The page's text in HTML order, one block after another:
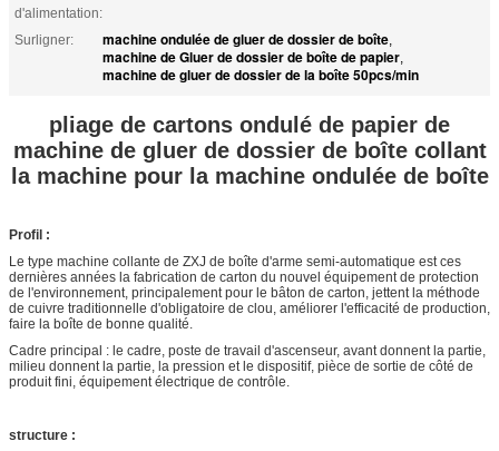
d'alimentation:
Surligner: machine ondulée de gluer de dossier de boîte,
machine de Gluer de dossier de boîte de papier,
machine de gluer de dossier de la boîte 50pcs/min
pliage de cartons ondulé de papier de
machine de gluer de dossier de boîte collant
la machine pour la machine ondulée de boîte
Profil :
Le type machine collante de ZXJ de boîte d'arme semi-automatique est ces
dernières années la fabrication de carton du nouvel équipement de protection
de l'environnement, principalement pour le bâton de carton, jettent la méthode
de cuivre traditionnelle d'obligatoire de clou, améliorer l'efficacité de production,
faire la boîte de bonne qualité.
Cadre principal : le cadre, poste de travail d'ascenseur, avant donnent la partie,
milieu donnent la partie, la pression et le dispositif, pièce de sortie de côté de
produit fini, équipement électrique de contrôle.
structure :